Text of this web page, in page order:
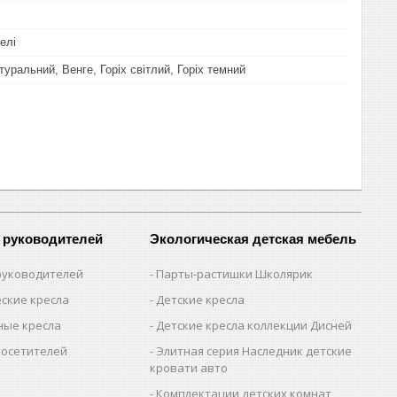
Венге, Горіх світлий, Горіх темний
кресла
кресла
Экологическая детская мебель
Парты-растишки Школярик
Детские кресла
Детские кресла коллекции Дисней
Элитная серия Наследник детские
кровати авто
Комплектации детских комнат